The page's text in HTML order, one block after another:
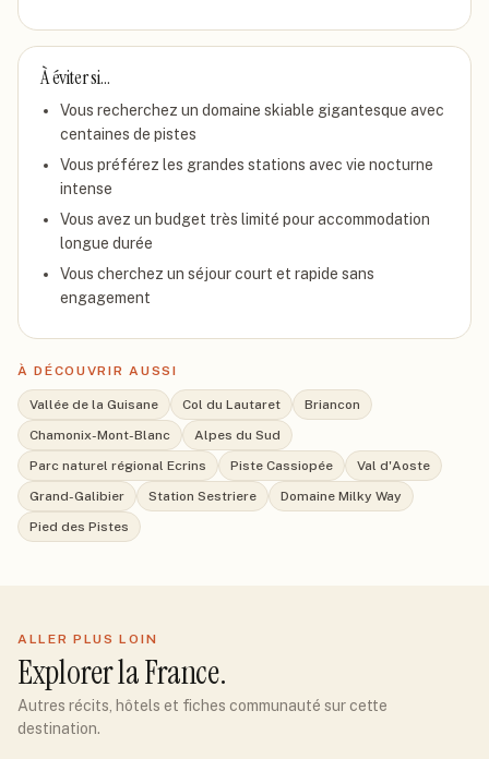
À éviter si…
Vous recherchez un domaine skiable gigantesque avec
centaines de pistes
Vous préférez les grandes stations avec vie nocturne
intense
Vous avez un budget très limité pour accommodation
longue durée
Vous cherchez un séjour court et rapide sans
engagement
À DÉCOUVRIR AUSSI
Vallée de la Guisane Col du Lautaret
Briancon
Chamonix-Mont-Blanc
Alpes du Sud
Parc naturel régional Ecrins
Piste Cassiopée
Val d'Aoste
Grand-Galibier
Station Sestriere
Domaine Milky Way
Pied des Pistes
ALLER PLUS LOIN
Explorerla France.
Autres récits, hôtels et fiches communauté sur cette
destination.